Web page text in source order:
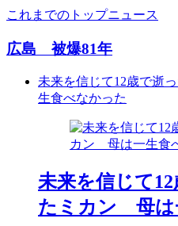
これまでのトップニュース
広島 被爆81年
未来を信じて12歳で
生食べなかった
未来を信じて
たミカン 母は